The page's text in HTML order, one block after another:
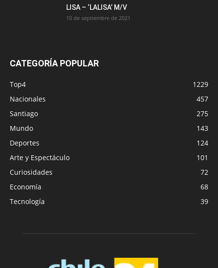
LISA – ‘LALISA’ M/V
10 de septiembre de 2021
CATEGORÍA POPULAR
Top4
1229
Nacionales
457
Santiago
275
Mundo
143
Deportes
124
Arte y Espectáculo
101
Curiosidades
72
Economía
68
Tecnología
39